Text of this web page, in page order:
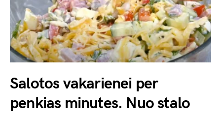
Salotos vakarienei per
penkias minutes. Nuo stalo